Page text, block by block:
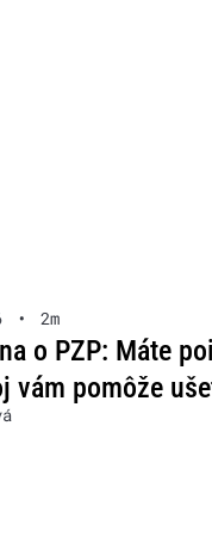
• 2m
o PZP: Máte
vám pomôže